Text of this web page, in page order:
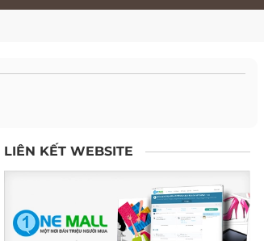
LIÊN KẾT WEBSITE